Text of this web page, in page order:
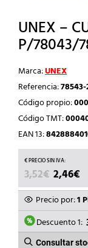
UNEX –
P/78043/
Marca:UNEX
Referencia:
Código propio:
Código TMT:
EAN 13:
3,52€ EL
ERA:
3,52€.
2,46€
Precio por:1
Descuento 1:
Consultar